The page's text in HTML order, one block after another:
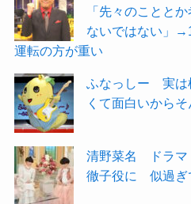
「先々のことと
ないではない」
運転の方が重い
ふなっしー 実は
くて面白いからそ
清野菜名 ドラマ
徹子役に 似過ぎ